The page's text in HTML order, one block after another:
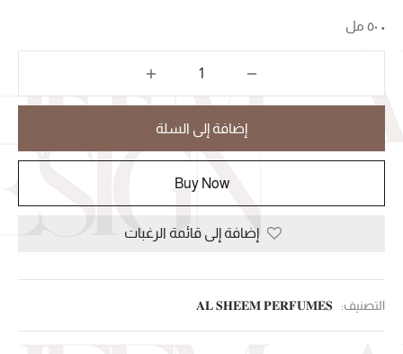
إضافة إلى السلة
Buy Now
إضافة إلى قائمة الرغبات
التصنيف: 𝐀𝐋 𝐒𝐇𝐄𝐄𝐌 𝐏𝐄𝐑𝐅𝐔𝐌𝐄𝐒